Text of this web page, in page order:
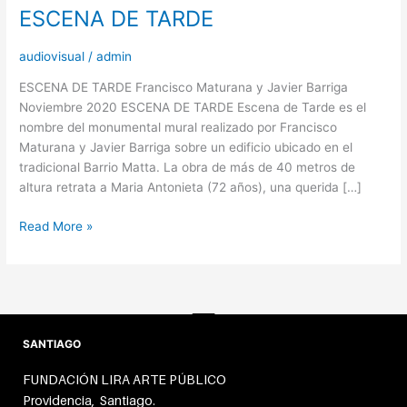
ESCENA DE TARDE
audiovisual /admin
ESCENA DE TARDE Francisco Maturana y Javier Barriga
Noviembre 2020 ESCENA DE TARDE Escena de Tarde es el
nombre del monumental mural realizado por Francisco
Maturana y Javier Barriga sobre un edificio ubicado en el
tradicional Barrio Matta. La obra de más de 40 metros de
altura retrata a Maria Antonieta (72 años), una querida […]
Read More »
SANTIAGO
FUNDACIÓN LIRA ARTE PÚBLICO
Providencia, Santiago.